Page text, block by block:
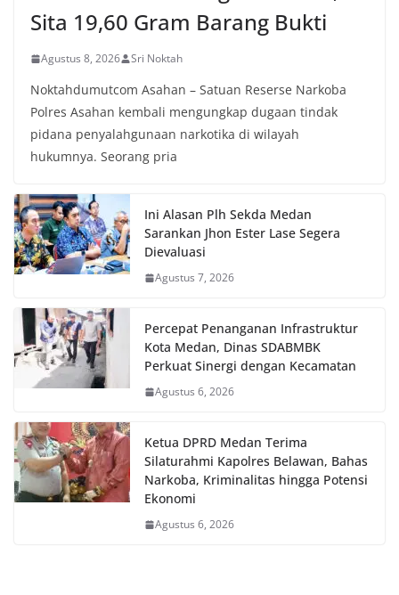
Sita 19,60 Gram Barang Bukti
Agustus 8, 2026 Sri Noktah
Noktahdumutcom Asahan – Satuan Reserse Narkoba
Polres Asahan kembali mengungkap dugaan tindak
pidana penyalahgunaan narkotika di wilayah
hukumnya. Seorang pria
Ini Alasan Plh Sekda Medan
Sarankan Jhon Ester Lase Segera
Dievaluasi
Agustus 7, 2026
Percepat Penanganan Infrastruktur
Kota Medan, Dinas SDABMBK
Perkuat Sinergi dengan Kecamatan
Agustus 6, 2026
Ketua DPRD Medan Terima
Silaturahmi Kapolres Belawan, Bahas
Narkoba, Kriminalitas hingga Potensi
Ekonomi
Agustus 6, 2026